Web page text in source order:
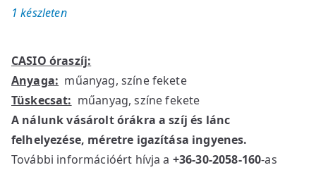
CASIO óraszíj:
Anyaga: műanyag, színe fekete
Tüskecsat: műanyag, színe fekete
A nálunk vásárolt órákra a szíj és lánc
felhelyezése, méretre igazítása ingyenes.
További információért hívja a +36-30-2058-160-as
1 készleten